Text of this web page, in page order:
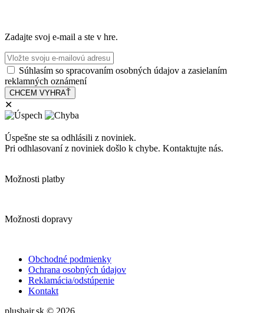
Zadajte svoj e-mail a ste v hre.
Súhlasím so spracovaním osobných údajov a zasielaním
reklamných oznámení
✕
Úspešne ste sa odhlásili z noviniek.
Pri odhlasovaní z noviniek došlo k chybe. Kontaktujte nás.
Možnosti platby
Možnosti dopravy
Obchodné podmienky
Ochrana osobných údajov
Reklamácia/odstúpenie
Kontakt
plushair.sk © 2026